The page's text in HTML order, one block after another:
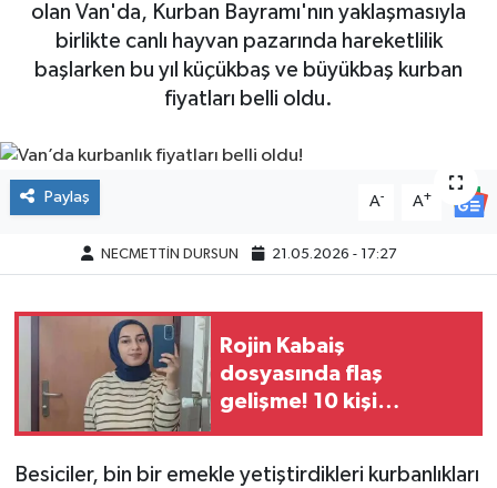
olan Van'da, Kurban Bayramı'nın yaklaşmasıyla
birlikte canlı hayvan pazarında hareketlilik
başlarken bu yıl küçükbaş ve büyükbaş kurban
fiyatları belli oldu.
Paylaş A- A+
NECMETTİN DURSUN 21.05.2026 - 17:27
Rojin Kabaiş
dosyasında flaş
gelişme! 10 kişi
Besiciler, bin bir emekle yetiştirdikleri kurbanlıkları
Haber Arşivi